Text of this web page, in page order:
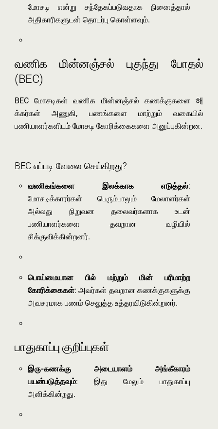
மோசடி என்று சந்தேகப்படுவதாக நினைத்தால்
அதிகாரிகளுடன் தொடர்பு கொள்ளவும்.
வணிக மின்னஞ்சல் புகுந்து போதல்
(BEC)
BEC மோசடிகள் வணிக மின்னஞ்சல் கணக்குகளை 해
க்கர்கள் அணுகி, பணங்களை மாற்றும் வகையில்
பணியாளர்களிடம் மோசடி கோரிக்கைகளை அனுப்புகின்றன.
BEC எப்படி வேலை செய்கிறது?
வணிகங்களை இலக்காக எடுத்தல்:
மோசடிக்காரர்கள் பெரும்பாலும் மேலாளர்கள்
அல்லது நிறுவன தலைவர்களாக உடன்
பணியாளர்களை தவறான வழியில்
சிக்குவிக்கின்றனர்.
பொய்மையான பில் மற்றும் மின் பரிமாற்ற
கோரிக்கைகள்: அவர்கள் தவறான கணக்குகளுக்கு
அவசரமாக பணம் செலுத்த உத்தரவிடுகின்றனர்.
பாதுகாப்பு குறிப்புகள்
இரு-கணக்கு அடையாளம் அங்கீகாரம்
பயன்படுத்தவும்: இது மேலும் பாதுகாப்பு
அளிக்கின்றது.